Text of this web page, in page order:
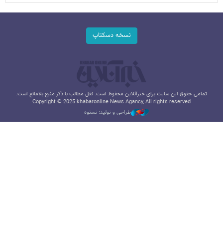
نسخه دسکتاپ
تمامی حقوق این سایت برای خبرآنلاین محفوظ است. نقل مطالب با ذکر منبع بلامانع است.
Copyright © 2025 khabaronline News Agancy, All rights reserved
طراحی و تولید: نستوه